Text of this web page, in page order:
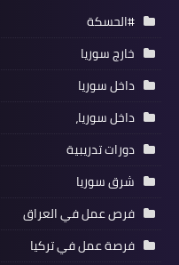
#الحسكة
خارج سوريا
داخل سوريا
داخل سوريا،
دورات تدريبية
شرق سوريا
فرص عمل في العراق
فرصة عمل في تركيا